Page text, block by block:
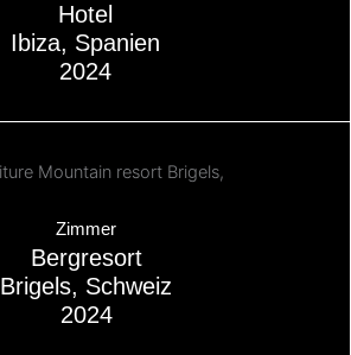
Hotel
Ibiza, Spanien
2024
Zimmer
Bergresort
Brigels, Schweiz
2024